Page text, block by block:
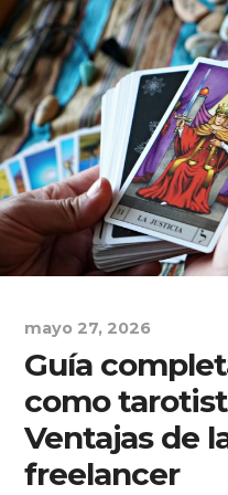
mayo 27, 2026
Guía
como
Ventajas de
freelancer